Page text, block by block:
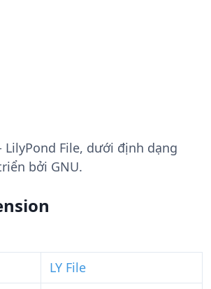
LilyPond File, dưới định dạng
bởi GNU.
LY File